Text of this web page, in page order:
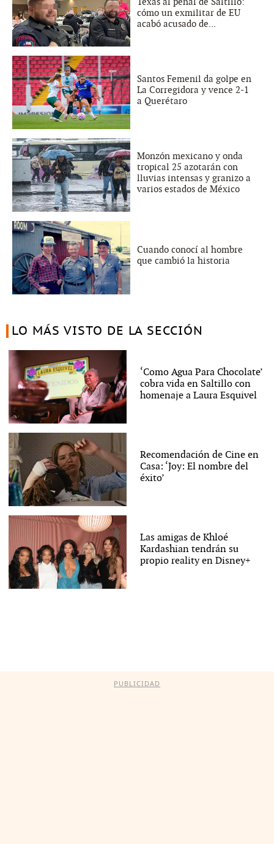
cómo un exmilitar de EU
acabó acusado de...
Santos Femenil da golpe en
La Corregidora y vence 2-1
a Querétaro
Monzón mexicano y onda
tropical 25 azotarán con
lluvias intensas y granizo a
varios estados de México
Cuando conocí al hombre
que cambió la historia
LO MÁS VISTO DE LA SECCIÓN
‘Como Agua Para Chocolate’
cobra vida en Saltillo con
homenaje a Laura Esquivel
Recomendación de Cine en
Casa: ‘Joy: El nombre del
éxito’
Las amigas de Khloé
Kardashian tendrán su
propio reality en Disney+
PUBLICIDAD